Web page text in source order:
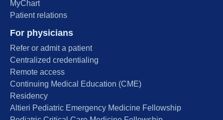
MyChart
Patient relations
For physicians
Refer or admit a patient
Centralized credentialing
Remote access
Continuing Medical Education (CME)
Residency
Altieri Pediatric Emergency Medicine Fellowship